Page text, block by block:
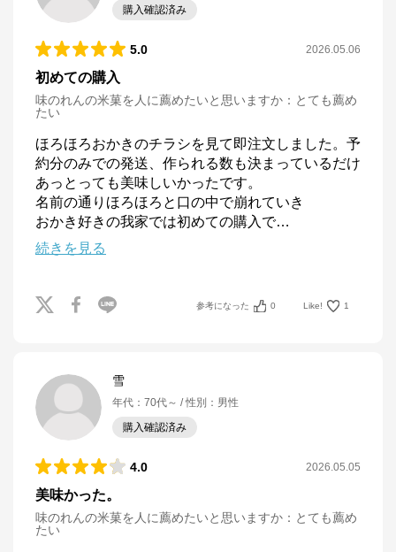
購入確認済み
5.0 2026.05.06
初めての購入
味のれんの米菓を人に薦めたいと思いますか ： とても薦め
たい
ほろほろおかきのチラシを見て即注文しました。予
約分のみでの発送、作られる数も決まっているだけ
あっとっても美味しいかったです。
名前の通りほろほろと口の中で崩れていき
おかき好きの我家では初めての購入で…
続きを見る
参考になった 0 Like! 1
雪
年代 ： 70代～ 性別 ： 男性
購入確認済み
4.0 2026.05.05
美味かった。
味のれんの米菓を人に薦めたいと思いますか ： とても薦め
たい